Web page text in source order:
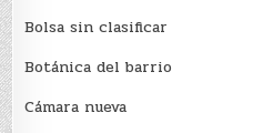
Bolsa sin clasificar
Botánica del barrio
Cámara nueva